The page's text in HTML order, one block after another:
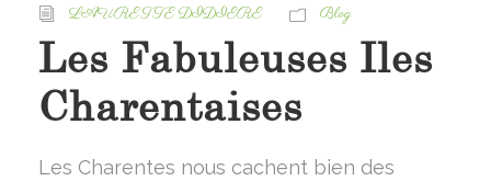
LAURETTE DIDIERE
Blog
Les Fabuleuses Iles
Charentaises
Les Charentes nous cachent bien des